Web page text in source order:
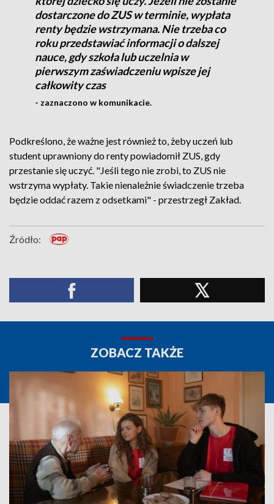
dostarczone do ZUS w terminie, wypłata
renty będzie wstrzymana. Nie trzeba co
roku przedstawiać informacji o dalszej
nauce, gdy szkoła lub uczelnia w
pierwszym zaświadczeniu wpisze jej
całkowity czas
- zaznaczono w komunikacie.
Podkreślono, że ważne jest również to, żeby uczeń lub
student uprawniony do renty powiadomił ZUS, gdy
przestanie się uczyć. "Jeśli tego nie zrobi, to ZUS nie
wstrzyma wypłaty. Takie nienależnie świadczenie trzeba
będzie oddać razem z odsetkami" - przestrzegł Zakład.
Źródło:
ZOBACZ TAKŻE